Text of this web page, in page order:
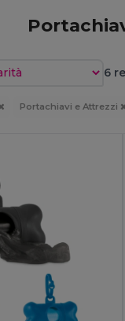
6
Portachiavi e Attrezzi